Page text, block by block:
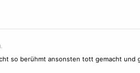
so berühmt ansonsten tott gemacht und